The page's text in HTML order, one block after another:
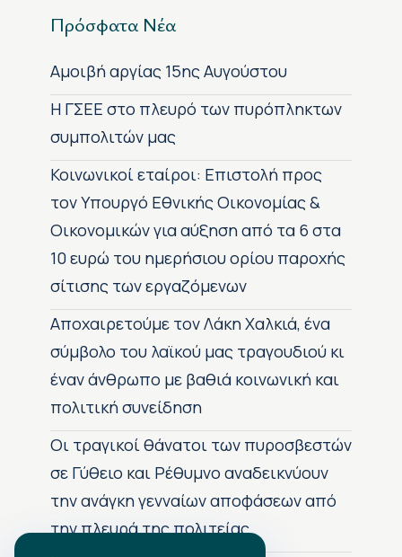
Πρόσφατα Νέα
Αμοιβή αργίας 15ης Αυγούστου
H ΓΣΕΕ στο πλευρό των πυρόπληκτων
συμπολιτών μας
Κοινωνικοί εταίροι: Επιστολή προς
τον Υπουργό Εθνικής Οικονομίας &
Οικονομικών για αύξηση από τα 6 στα
10 ευρώ του ημερήσιου ορίου παροχής
σίτισης των εργαζόμενων
Αποχαιρετούμε τον Λάκη Χαλκιά, ένα
σύμβολο του λαϊκού μας τραγουδιού κι
έναν άνθρωπο με βαθιά κοινωνική και
πολιτική συνείδηση
Οι τραγικοί θάνατοι των πυροσβεστών
σε Γύθειο και Ρέθυμνο αναδεικνύουν
την ανάγκη γενναίων αποφάσεων από
την πλευρά της πολιτείας